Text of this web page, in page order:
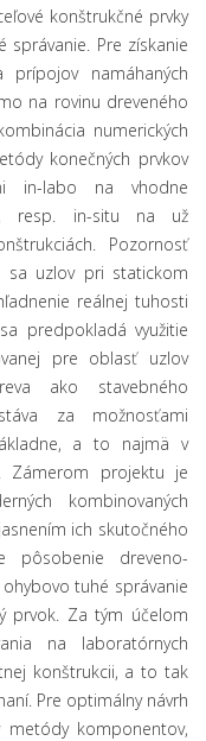
konštrukčné prvky
Pre získanie
namáhaných
na rovinu dreveného
numerických
konečných prvkov
in-labo na vhodne
resp. in-situ na už
Pozornosť
sa uzlov pri statickom
reálnej tuhosti
predpokladá využitie
pre oblasť uzlov
ako stavebného
za možnosťami
a to najmä v
Zámerom projektu je
kombinovaných
ich skutočného
dreveno-
tuhé správanie
prvok. Za tým účelom
na laboratórnych
konštrukcii, a to tak
Pre optimálny návrh
komponentov,